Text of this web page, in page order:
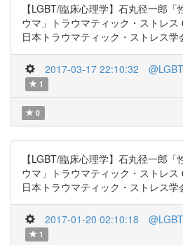
【LGBT/臨床心理学】石丸径一郎
ウマ」トラウマティック・ストレ
日本トラウマティック・ストレス
2017-03-17 22:10:32
1
0
【LGBT/臨床心理学】石丸径一郎
ウマ」トラウマティック・ストレ
日本トラウマティック・ストレス
2017-01-20 02:10:18
1